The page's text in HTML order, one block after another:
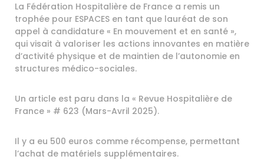
La Fédération Hospitalière de France a remis un
trophée pour ESPACES en tant que lauréat de son
appel à candidature « En mouvement et en santé »,
qui visait à valoriser les actions innovantes en matière
d’activité physique et de maintien de l’autonomie en
structures médico-sociales.
Un article est paru dans la « Revue Hospitalière de
France » # 623 (Mars-Avril 2025).
Il y a eu 500 euros comme récompense, permettant
l’achat de matériels supplémentaires.